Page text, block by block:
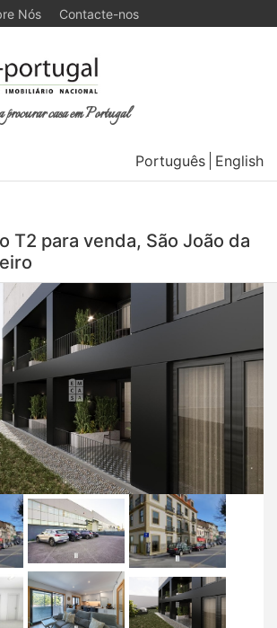
Nós Contacte-nos
procurar casa em Portugal
Português English
T2 para venda, São João da